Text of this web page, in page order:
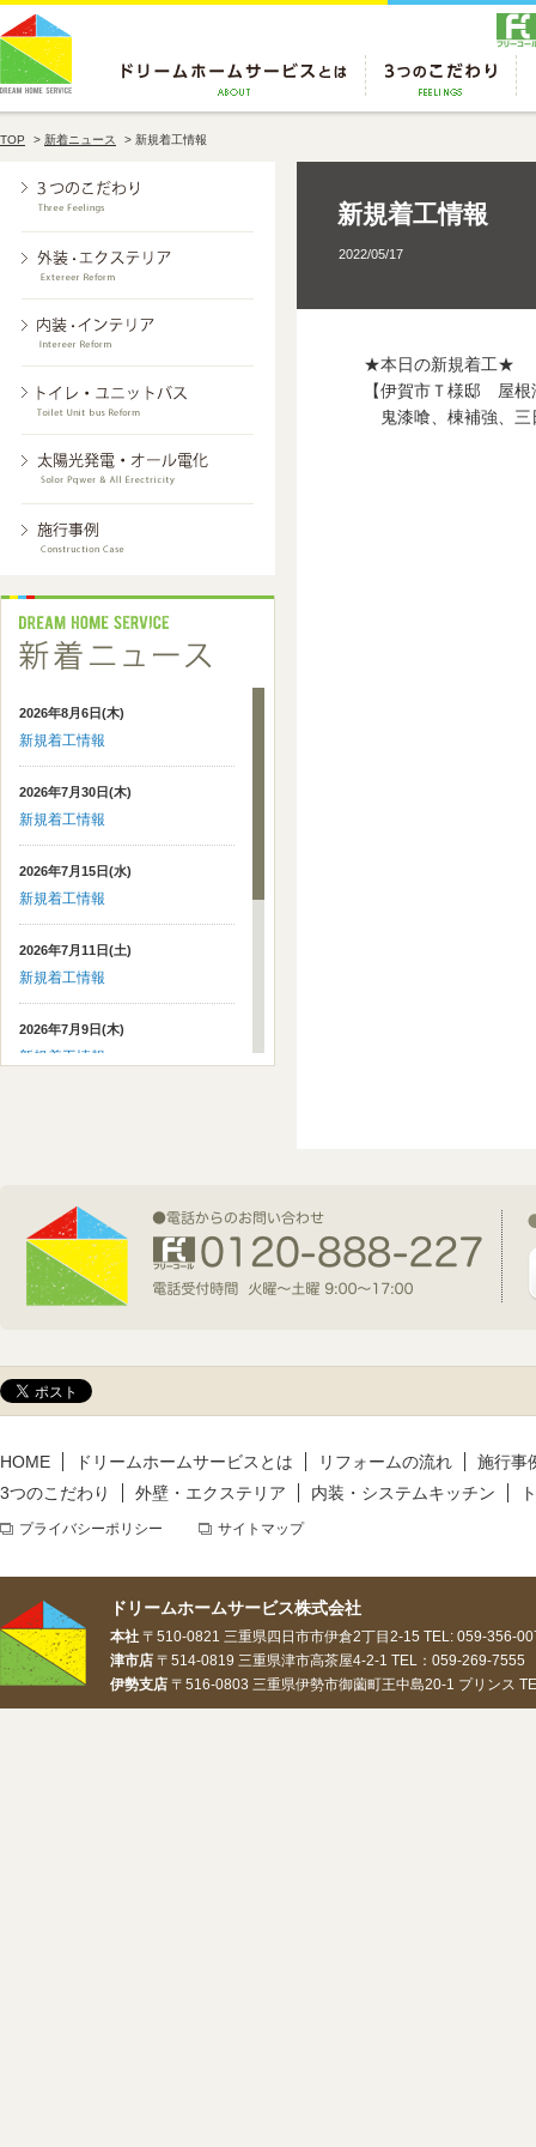
TOP > 新着ニュース > 新規着工情報
2026年8月6日(木)
新規着工情報
2026年7月30日(木)
新規着工情報
2026年7月15日(水)
新規着工情報
2026年7月11日(土)
新規着工情報
2026年7月9日(木)
新規着工情報
新規着工情報
2026年5月14日(木)
新規着工情報
新規着工情報
2022/05/17
★本日の新規着工★
【伊賀市Ｔ様邸 屋根
鬼漆喰、棟補強、三
HOME ドリームホームサービスとは リフォームの流れ
施行事
3つのこだわり
外壁・エクステリア 内装・システムキッチン
プライバシーポリシー サイトマップ
ドリームホームサービス株式会社
本社 〒510-0821 三重県四日市市伊倉2丁目2-15 TEL: 059-356-
津市店 〒514-0819 三重県津市高茶屋4-2-1 TEL：059-269-
伊勢支店 〒516-0803 三重県伊勢市御薗町王中島20-1 プリンス